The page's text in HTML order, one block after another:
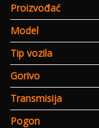
Proizvođać
Model
Tip vozila
Gorivo
Transmisija
Pogon